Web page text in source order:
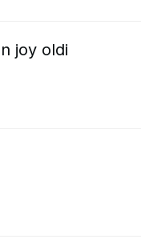
joy oldi